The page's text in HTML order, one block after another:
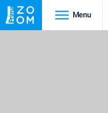
Menu